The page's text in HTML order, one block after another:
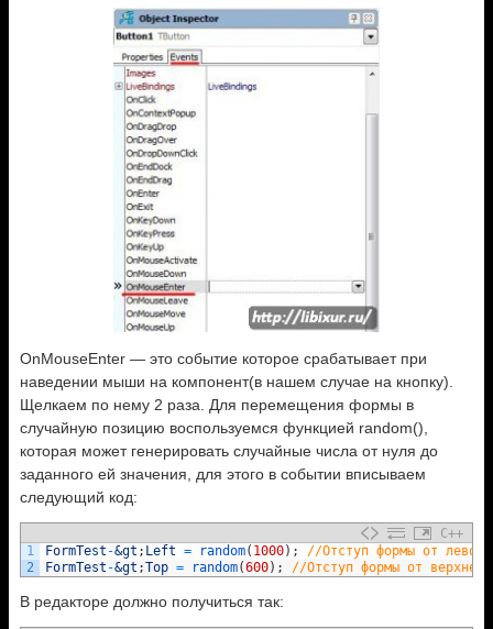
OnMouseEnter — это событие которое срабатывает при
наведении мыши на компонент(в нашем случае на кнопку).
Щелкаем по нему 2 раза. Для перемещения формы в
случайную позицию воспользуемся функцией random(),
которая может генерировать случайные числа от нуля до
заданного ей значения, для этого в событии вписываем
следующий код:
C++
1
2
FormTest -&gt ; Left = random( 1000) ;
//Отступ формы от
FormTest -&gt ;Top = random(600) ; //Отступ формы от
В редакторе должно получиться так: